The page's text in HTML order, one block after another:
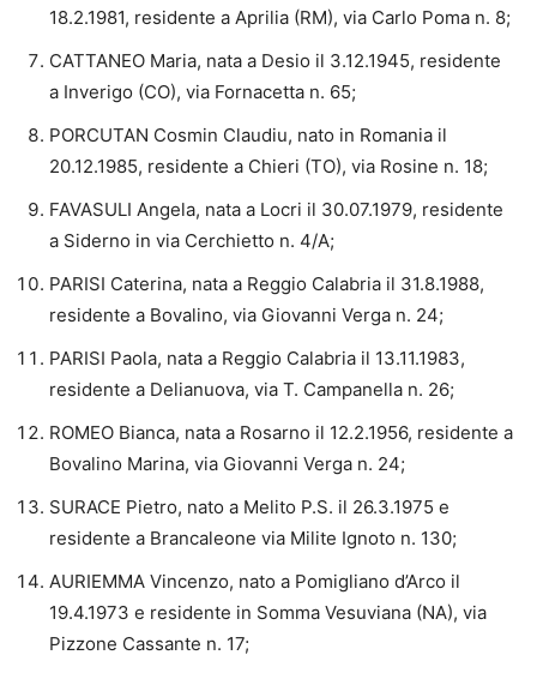
18.2.1981, residente a Aprilia (RM), via Carlo Poma n. 8;
CATTANEO Maria, nata a Desio il 3.12.1945, residente
a Inverigo (CO), via Fornacetta n. 65;
PORCUTAN Cosmin Claudiu, nato in Romania il
20.12.1985, residente a Chieri (TO), via Rosine n. 18;
FAVASULI Angela, nata a Locri il 30.07.1979, residente
a Siderno in via Cerchietto n. 4/A;
PARISI Caterina, nata a Reggio Calabria il 31.8.1988,
residente a Bovalino, via Giovanni Verga n. 24;
PARISI Paola, nata a Reggio Calabria il 13.11.1983,
residente a Delianuova, via T. Campanella n. 26;
ROMEO Bianca, nata a Rosarno il 12.2.1956, residente a
Bovalino Marina, via Giovanni Verga n. 24;
SURACE Pietro, nato a Melito P.S. il 26.3.1975 e
residente a Brancaleone via Milite Ignoto n. 130;
AURIEMMA Vincenzo, nato a Pomigliano d’Arco il
19.4.1973 e residente in Somma Vesuviana (NA), via
Pizzone Cassante n. 17;